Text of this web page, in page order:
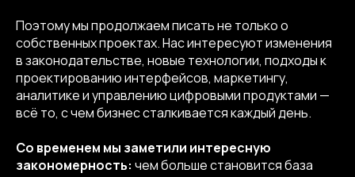
Поэтому мы продолжаем писать не только о
собственных проектах. Нас интересуют изменения
в законодательстве, новые технологии, подходы к
проектированию интерфейсов, маркетингу,
аналитике и управлению цифровыми продуктами —
всё то, с чем бизнес сталкивается каждый день.
Со временем мы заметили интересную
закономерность: чем больше становится база